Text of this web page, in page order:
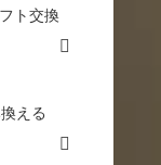
ト交換
える